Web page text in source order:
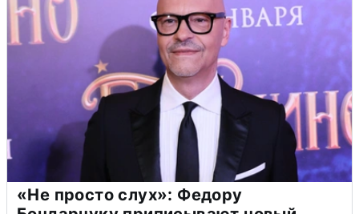
«Не просто слух»: Федору